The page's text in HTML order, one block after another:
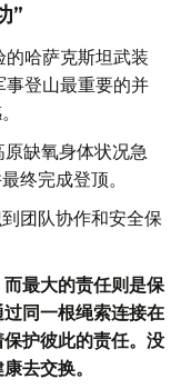
”
哈萨克斯坦武装
事登山最重要的并
缺氧身体状况急
终完成登顶。
团队协作和安全保
最大的责任则是保
同一根绳索连接在
护彼此的责任。没
去交换。